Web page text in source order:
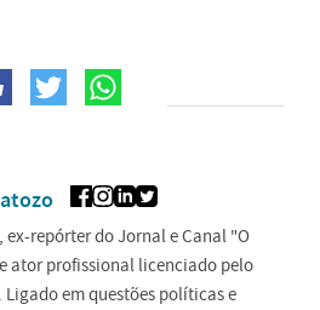
repórter do Jornal e Canal "O
ator profissional licenciado pelo
Ligado em questões políticas e